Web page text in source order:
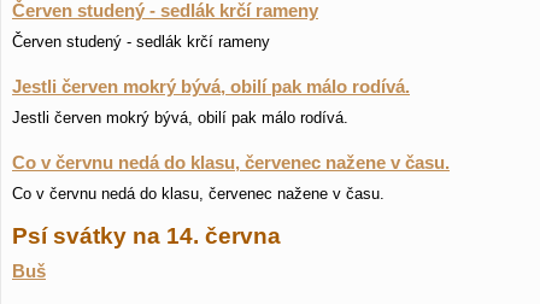
Červen studený - sedlák krčí rameny
Červen studený - sedlák krčí rameny
Jestli červen mokrý bývá, obilí pak málo rodívá.
Jestli červen mokrý bývá, obilí pak málo rodívá.
Co v červnu nedá do klasu, červenec nažene v času.
Co v červnu nedá do klasu, červenec nažene v času.
Psí svátky na 14. června
Buš